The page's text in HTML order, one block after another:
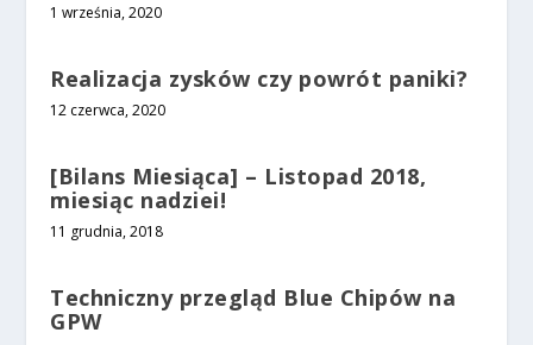
1 września, 2020
Realizacja zysków czy powrót paniki?
12 czerwca, 2020
[Bilans Miesiąca] – Listopad 2018,
miesiąc nadziei!
11 grudnia, 2018
Techniczny przegląd Blue Chipów na
GPW